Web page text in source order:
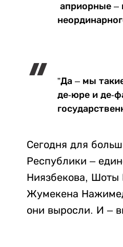
априорные –
”Да – мы
де-юре и де-
Сегодня для
Республики –
Ниязбекова,
Жумекена
они выросли. И –